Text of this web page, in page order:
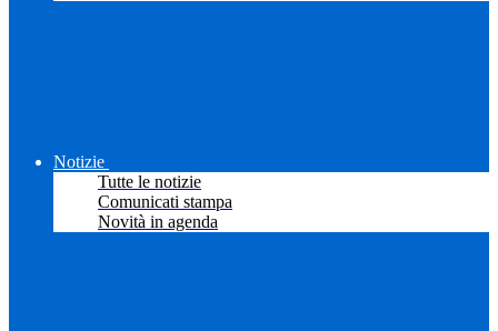
Notizie
Tutte le notizie
Comunicati stampa
Novità in agenda